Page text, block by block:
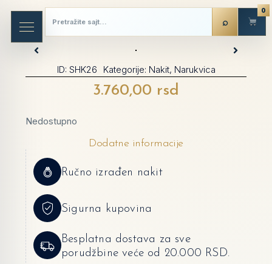
ID: SHK26 Kategorije: Nakit, Narukvica
3.760,00 rsd
Nedostupno
Dodatne informacije
Ručno izrađen nakit
Sigurna kupovina
Besplatna dostava za sve
porudžbine veće od 20.000 RSD.
0